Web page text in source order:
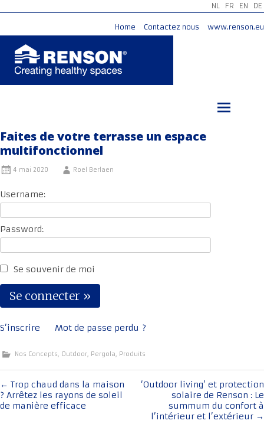
NL FR EN DE
Home Contactez nous www.renson.eu
Faites de votre terrasse un espace
multifonctionnel
4 mai 2020 Roel Berlaen
Username:
Password:
Se souvenir de moi
S’inscrire Mot de passe perdu ?
Nos Concepts, Outdoor, Pergola, Produits
Navigation
de
← Trop chaud dans la maison
? Arrêtez les rayons de soleil
de manière efficace
‘Outdoor living’ et protection
solaire de Renson : Le
summum du confort à
l’intérieur et l’extérieur →